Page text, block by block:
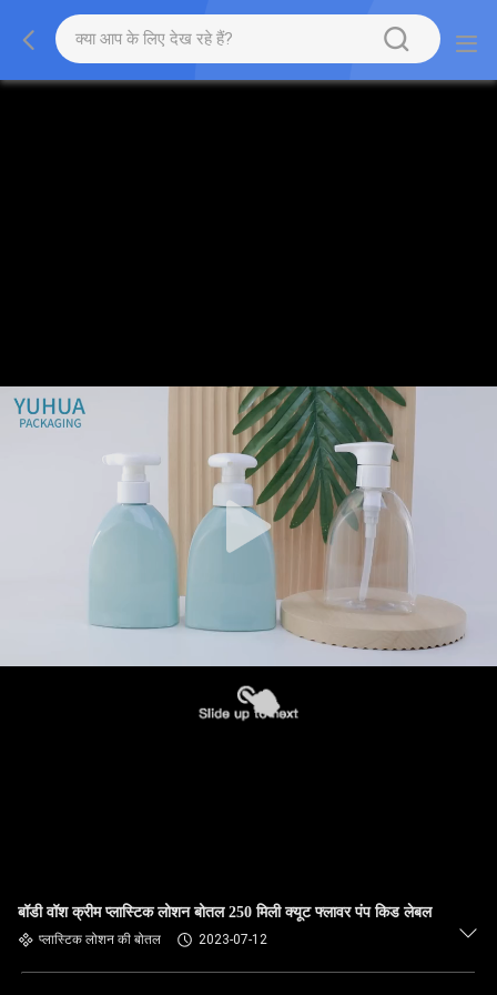
बॉडी वॉश क्रीम प्लास्टिक लोशन बोतल 250 मिली क्यूट फ्लावर पंप किड लेबल
प्लास्टिक लोशन की बोतल 2023-07-12